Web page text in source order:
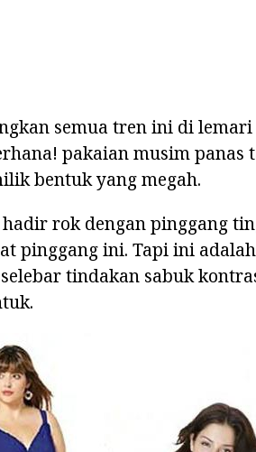
semua tren ini di
pakaian musim panas
bentuk yang megah.
rok dengan pinggang
pinggang ini. Tapi ini
tindakan sabuk